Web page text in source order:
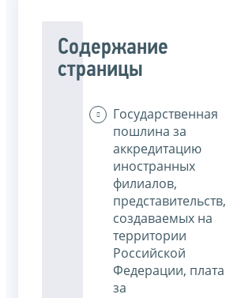
Содержание
страницы
Государственная
пошлина за
аккредитацию
иностранных
филиалов,
представительств,
создаваемых на
территории
Российской
Федерации, плата
за